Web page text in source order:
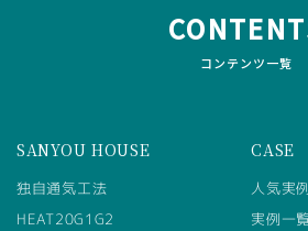
コンテンツ一覧
SANYOU HOUSE
独自通気工法
HEAT20G1G2
CASE
人気実例
実例一